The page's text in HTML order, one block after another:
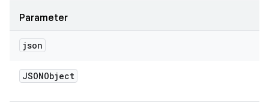
Parameter
json
JSONObject